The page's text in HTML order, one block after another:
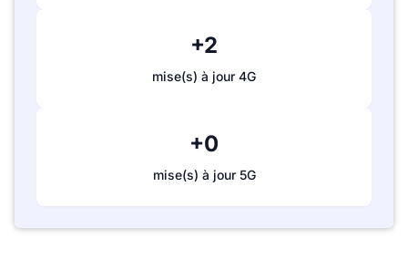
+2
mise(s) à jour 4G
+0
mise(s) à jour 5G